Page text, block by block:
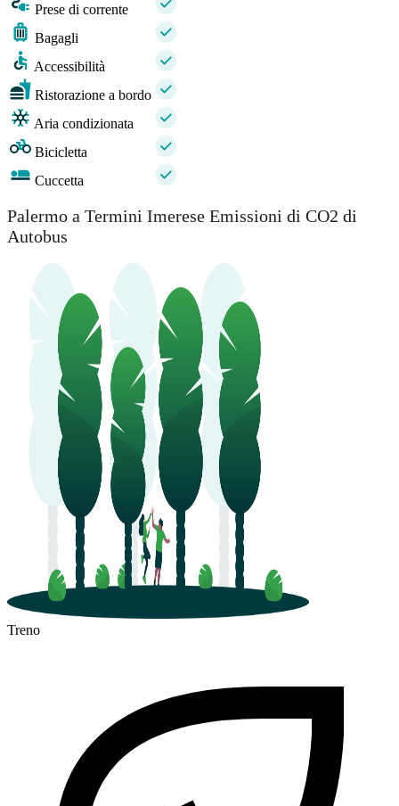
Prese di corrente
Bagagli
Accessibilità
Ristorazione a bordo
Aria condizionata
Bicicletta
Cuccetta
Palermo a Termini Imerese Emissioni di CO2 di
Autobus
Treno